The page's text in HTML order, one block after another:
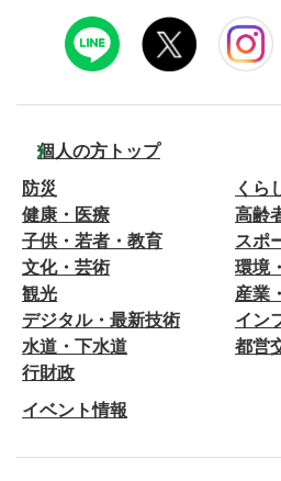
個人の方トップ
防災
くら
健康・医療
高齢
子供・若者・教育
スポ
文化・芸術
環境
観光
産業
デジタル・最新技術
イン
水道・下水道
都営
行財政
イベント情報